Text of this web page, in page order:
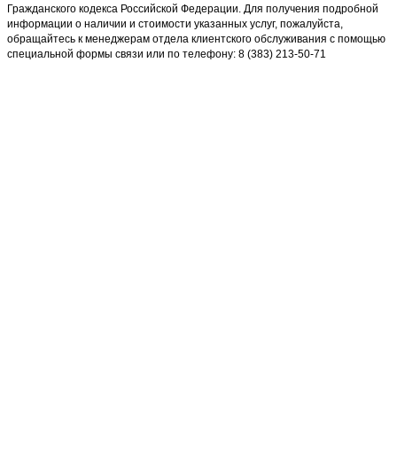
Гражданского кодекса Российской Федерации. Для получения подробной
информации о наличии и стоимости указанных услуг, пожалуйста,
обращайтесь к менеджерам отдела клиентского обслуживания с помощью
специальной формы связи или по телефону: 8 (383) 213-50-71